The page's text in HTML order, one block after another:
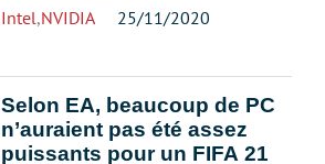
Intel,NVIDIA 25/11/2020
Selon EA, beaucoup de PC
n’auraient pas été assez
puissants pour un FIFA 21